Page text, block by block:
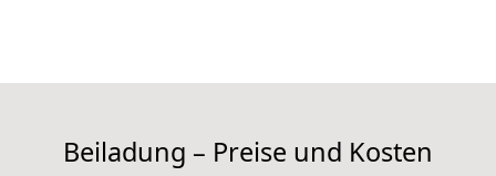
Beiladung – Preise und Kosten